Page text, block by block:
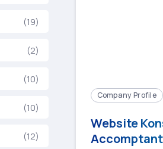
(19)
(2)
(10)
(10)
(12)
Company Profile
Website